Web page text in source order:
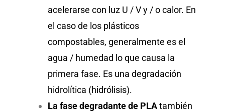
acelerarse con luz U / V y / o calor. En
el caso de los plásticos
compostables, generalmente es el
agua / humedad lo que causa la
primera fase. Es una degradación
hidrolítica (hidrólisis).
La fase degradante de PLAtambién